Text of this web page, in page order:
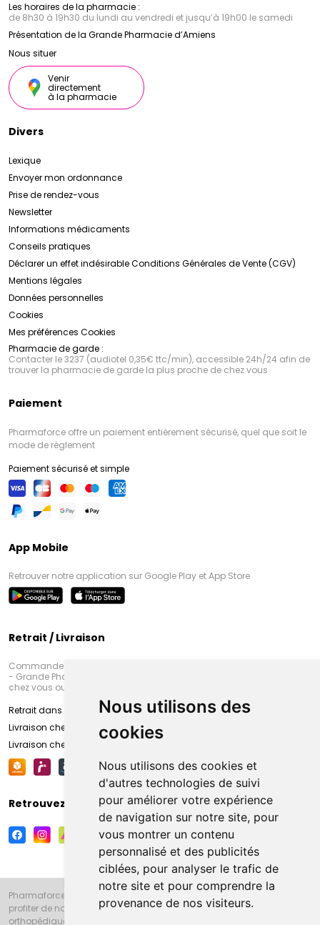
Nous utilisons des
cookies
Nous utilisons des cookies et
d'autres technologies de suivi
pour améliorer votre expérience
de navigation sur notre site, pour
vous montrer un contenu
personnalisé et des publicités
ciblées, pour analyser le trafic de
notre site et pour comprendre la
provenance de nos visiteurs.
Les horaires de la pharmacie :
de 8h30 à 19h30 du lundi au vendredi et jusqu’à 19h00 le samedi
Présentation de la Grande Pharmacie d’Amiens
Nous situer
Venir
directement
à la pharmacie
Divers
Lexique
Envoyer mon ordonnance
Prise de rendez-vous
Newsletter
Informations médicaments
Conseils pratiques
Déclarer un effet indésirableConditions Générales de Vente (CGV)
Mentions légales
Données personnelles
Cookies
Mes préférences Cookies
Pharmacie de garde :
Contacter le 3237 (audiotel 0,35€ ttc/min), accessible 24h/24 afin de
trouver la pharmacie de garde la plus proche de chez vous
Paiement
Pharmaforce offre un paiement entièrement sécurisé, quel que soit le
mode de règlement
Paiement sécurisé et simple
App Mobile
Retrouver notre application sur Google Play et App Store
Retrait / Livraison
Commandez en ligne et venez chercher votre commande à Amiens
- Grande Pharmacie d’Amiens (Fachon) ou recevez-là rapidement
chez vous ou en point retrait
Retrait dans la pharmacie d’Amiens
Livraison chez vous
Livraison chez votre commerçant
Retrouvez-nous sur vos réseaux sociaux
Pharmaforce.fr et la Grande Pharmacie d’Amiens vous souhaitent de
profiter de notre accueil, de nos conseils pharmaceutiques,
orthopédiques, homéopathiques, parapharmaceutiques, beauté et